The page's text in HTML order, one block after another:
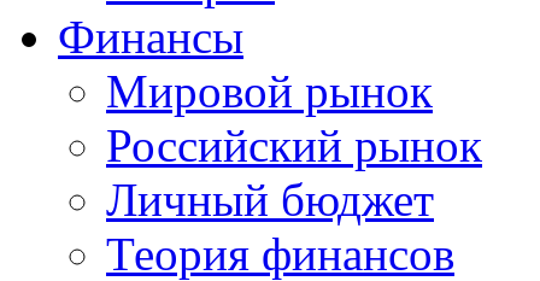
Финансы
Мировой рынок
Российский рынок
Личный бюджет
Теория финансов